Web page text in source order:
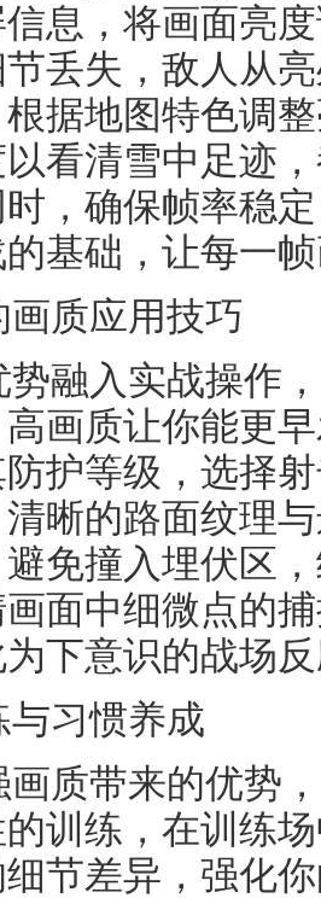
息，将画面亮
丢失，敌人从
据地图特色调
看清雪中足迹
，确保帧率稳
基础，让每一
画质应用技巧
势融入实战操作
画质让你能更
护等级，选择
晰的路面纹理
免撞入埋伏区
面中细微点的
下意识的战场
与习惯养成
画质带来的优势
训练，在训练
节差异，强化